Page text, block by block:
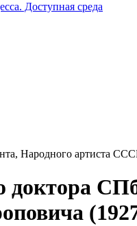
Доступная среда
Народного артиста
доктора